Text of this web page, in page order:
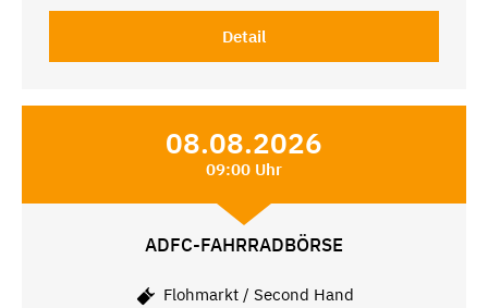
Detail
08.08.2026
09:00 Uhr
ADFC-FAHRRADBÖRSE
Flohmarkt / Second Hand